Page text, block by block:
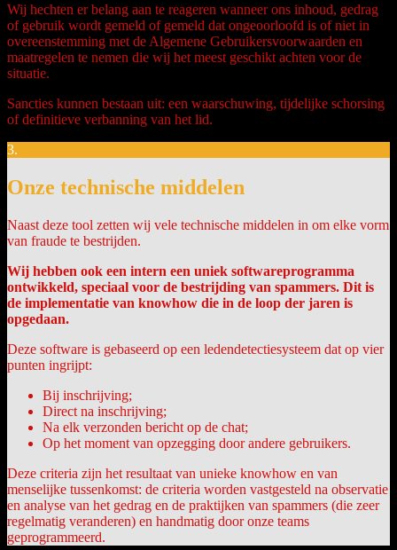
Wij hechten er belang aan te reageren wanneer ons inhoud, gedrag
of gebruik wordt gemeld of gemeld dat ongeoorloofd is of niet in
overeenstemming met de Algemene Gebruikersvoorwaarden en
maatregelen te nemen die wij het meest geschikt achten voor de
situatie.
Sancties kunnen bestaan uit: een waarschuwing, tijdelijke schorsing
of definitieve verbanning van het lid.
3.
Onze technische middelen
Naast deze tool zetten wij vele technische middelen in om elke vorm
van fraude te bestrijden.
Wij hebben ook een intern een uniek softwareprogramma
ontwikkeld, speciaal voor de bestrijding van spammers. Dit is
de implementatie van knowhow die in de loop der jaren is
opgedaan.
Deze software is gebaseerd op een ledendetectiesysteem dat op vier
punten ingrijpt:
Bij inschrijving;
Direct na inschrijving;
Na elk verzonden bericht op de chat;
Op het moment van opzegging door andere gebruikers.
Deze criteria zijn het resultaat van unieke knowhow en van
menselijke tussenkomst: de criteria worden vastgesteld na observatie
en analyse van het gedrag en de praktijken van spammers (die zeer
regelmatig veranderen) en handmatig door onze teams
geprogrammeerd.